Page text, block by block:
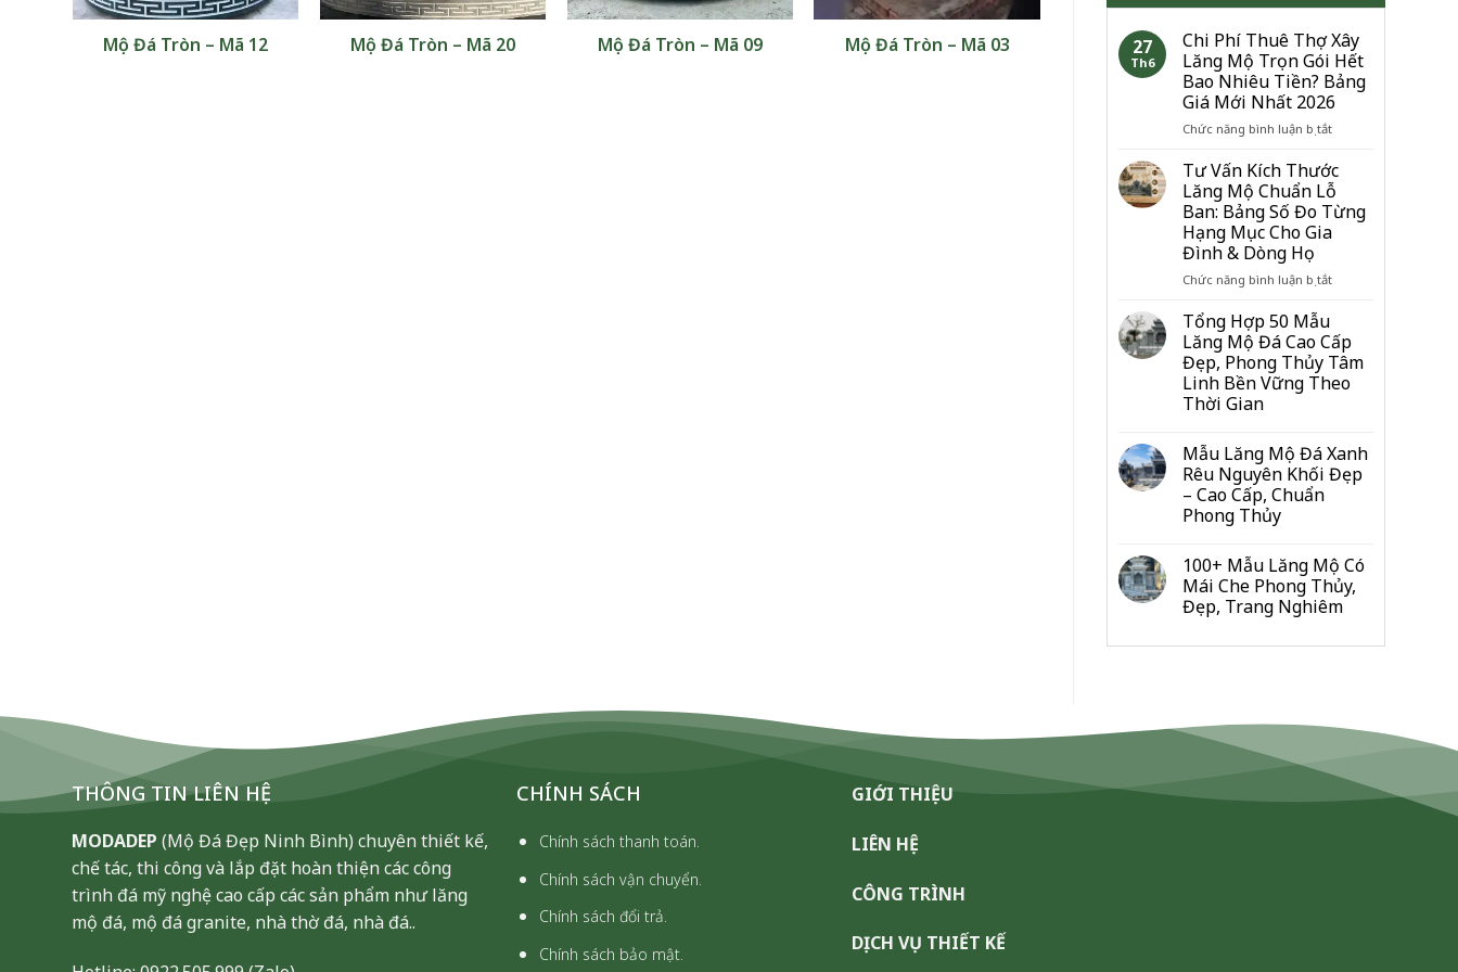
27
Th6
Chi Phí Thuê Thợ Xây
Lăng Mộ Trọn Gói Hết
Bao Nhiêu Tiền? Bảng
Giá Mới Nhất 2026
Chức năng bình luận bị tắtở
Phí
Thuê
Thợ
Xây
Lăng
Trọn
Bao
Nhiêu
Tiền?
Bảng
2026
Tư Vấn Kích Thước
Lăng Mộ Chuẩn Lỗ
Ban: Bảng Số Đo Từng
Hạng Mục Cho Gia
Đình & Dòng Họ
Chức năng bình luận bị tắtở
Kích
Thước
Lăng
Mộ
Ban:
Bảng
Số
Mục
Cho
Gia
Đình
Dòng
Tổng Hợp 50 Mẫu
Lăng Mộ Đá Cao Cấp
Đẹp, Phong Thủy Tâm
Linh Bền Vững Theo
Thời Gian
Mẫu Lăng Mộ Đá Xanh
Rêu Nguyên Khối Đẹp
– Cao Cấp, Chuẩn
Phong Thủy
100+ Mẫu Lăng Mộ Có
Mái Che Phong Thủy,
Đẹp, Trang Nghiêm
Mộ Đá Tròn – Mã 12 Mộ Đá Tròn – Mã 20 Mộ Đá Tròn – Mã 09 Mộ Đá Tròn – Mã 03
THÔNG TIN LIÊN HỆ
MODADEP (Mộ Đá Đẹp Ninh Bình) chuyên thiết kế,
chế tác, thi công và lắp đặt hoàn thiện các công
trình đá mỹ nghệ cao cấp các sản phẩm như lăng
mộ đá, mộ đá granite, nhà thờ đá, nhà đá..
CHÍNH SÁCH
Chính sách thanh toán.
Chính sách vận chuyển.
Chính sách đổi trả.
Chính sách bảo mật.
GIỚI THIỆU
LIÊN HỆ
CÔNG TRÌNH
DỊCH VỤ THIẾT KẾ